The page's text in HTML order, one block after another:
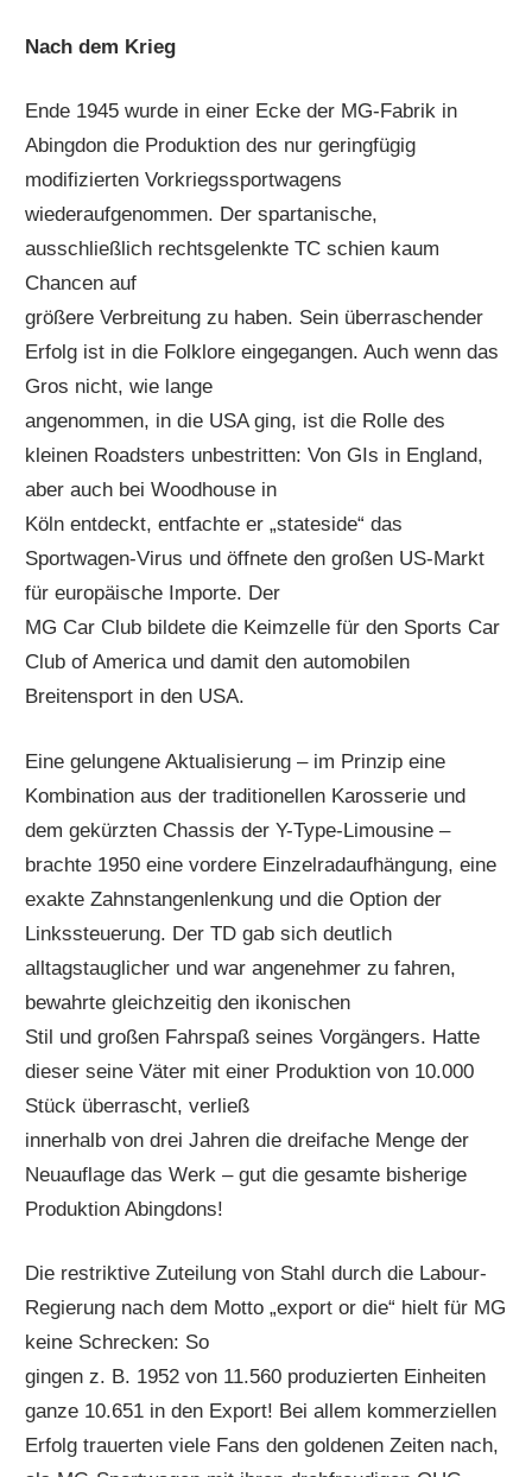
Nach dem Krieg
Ende 1945 wurde in einer Ecke der MG-Fabrik in
Abingdon die Produktion des nur geringfügig
modifizierten Vorkriegssportwagens
wiederaufgenommen. Der spartanische,
ausschließlich rechtsgelenkte TC schien kaum
Chancen auf
größere Verbreitung zu haben. Sein überraschender
Erfolg ist in die Folklore eingegangen. Auch wenn das
Gros nicht, wie lange
angenommen, in die USA ging, ist die Rolle des
kleinen Roadsters unbestritten: Von GIs in England,
aber auch bei Woodhouse in
Köln entdeckt, entfachte er „stateside“ das
Sportwagen-Virus und öffnete den großen US-Markt
für europäische Importe. Der
MG Car Club bildete die Keimzelle für den Sports Car
Club of America und damit den automobilen
Breitensport in den USA.
Eine gelungene Aktualisierung – im Prinzip eine
Kombination aus der traditionellen Karosserie und
dem gekürzten Chassis der Y-Type-Limousine –
brachte 1950 eine vordere Einzelradaufhängung, eine
exakte Zahnstangenlenkung und die Option der
Linkssteuerung. Der TD gab sich deutlich
alltagstauglicher und war angenehmer zu fahren,
bewahrte gleichzeitig den ikonischen
Stil und großen Fahrspaß seines Vorgängers. Hatte
dieser seine Väter mit einer Produktion von 10.000
Stück überrascht, verließ
innerhalb von drei Jahren die dreifache Menge der
Neuauflage das Werk – gut die gesamte bisherige
Produktion Abingdons!
Die restriktive Zuteilung von Stahl durch die Labour-
Regierung nach dem Motto „export or die“ hielt für MG
keine Schrecken: So
gingen z. B. 1952 von 11.560 produzierten Einheiten
ganze 10.651 in den Export! Bei allem kommerziellen
Erfolg trauerten viele Fans den goldenen Zeiten nach,